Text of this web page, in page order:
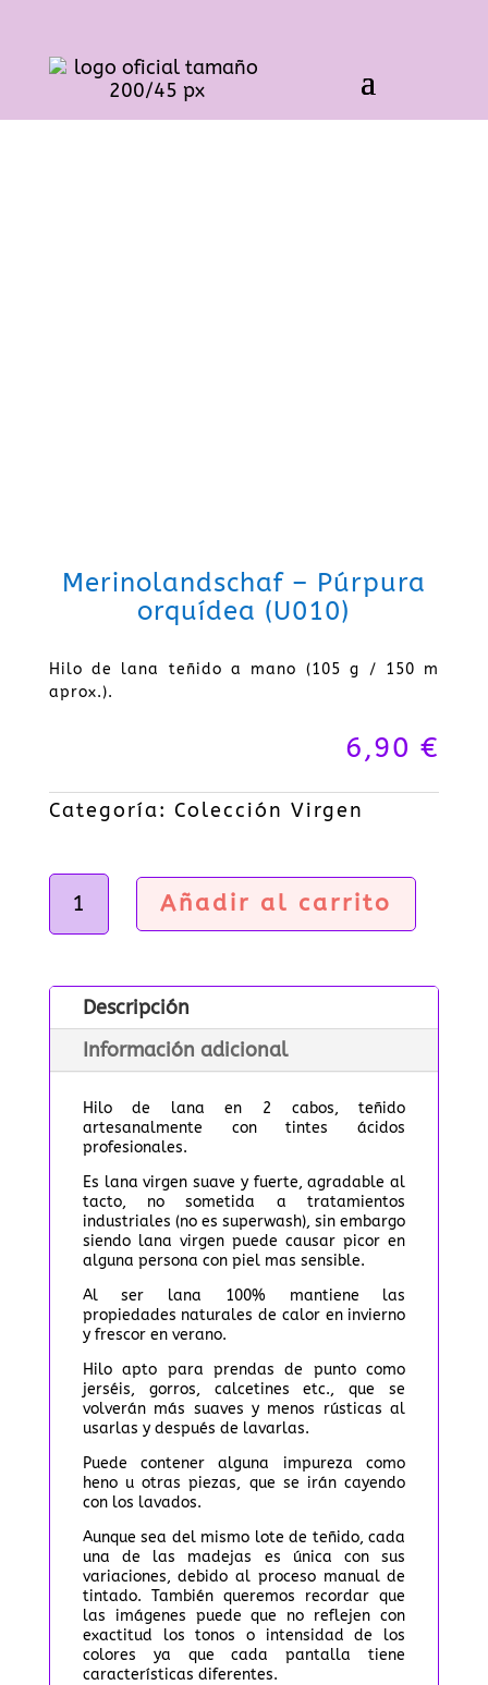
Merinolandschaf – Púrpura
orquídea (U010)
Hilo de lana teñido a mano (105 g / 150 m
aprox.).
6,90€
Categoría: Colección Virgen
Merinolandschaf
orquídea
Añadir al carrito
Descripción
Información adicional
Hilo de lana en 2 cabos, teñido
artesanalmente con tintes ácidos
profesionales.
Es lana virgen suave y fuerte, agradable al
tacto, no sometida a tratamientos
industriales (no es superwash), sin embargo
siendo lana virgen puede causar picor en
alguna persona con piel mas sensible.
Al ser lana 100% mantiene las
propiedades naturales de calor en invierno
y frescor en verano.
Hilo apto para prendas de punto como
jerséis, gorros, calcetines etc., que se
volverán más suaves y menos rústicas al
usarlas y después de lavarlas.
Puede contener alguna impureza como
heno u otras piezas, que se irán cayendo
con los lavados.
Aunque sea del mismo lote de teñido, cada
una de las madejas es única con sus
variaciones, debido al proceso manual de
tintado. También queremos recordar que
las imágenes puede que no reflejen con
exactitud los tonos o intensidad de los
colores ya que cada pantalla tiene
características diferentes.